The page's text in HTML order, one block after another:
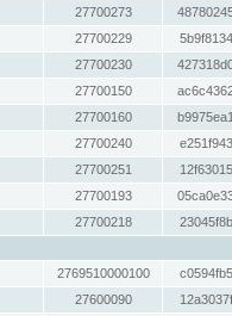
27700273
27700229
27700230
27700150
27700160
27700240
27700251
27700193
27700218
2769510000100
27600090